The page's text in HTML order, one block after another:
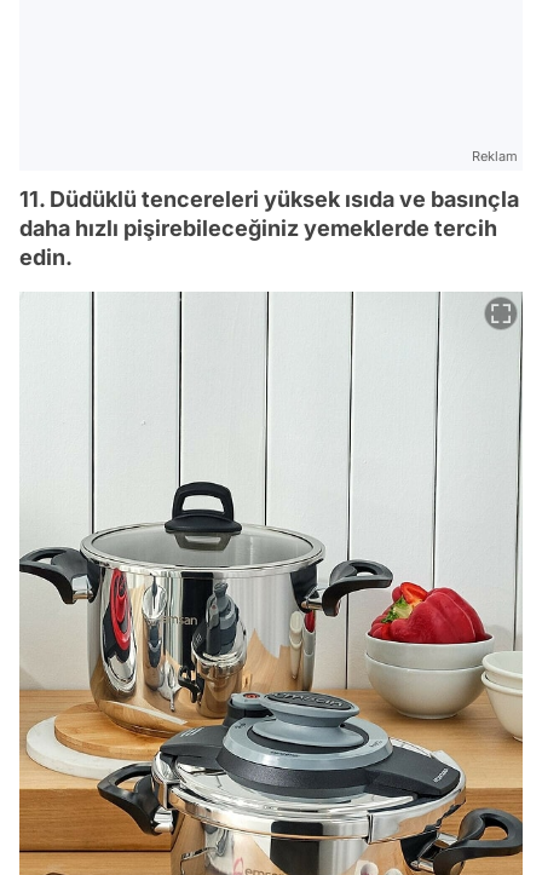
Reklam
11. Düdüklü tencereleri yüksek ısıda ve basınçla
daha hızlı pişirebileceğiniz yemeklerde tercih
edin.